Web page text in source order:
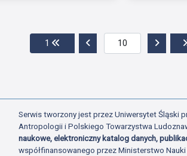
1 Przejdź do pierwszej strony
Przejdź do poprzedniej
Serwis tworzony jest przez Uniwersytet Śląski
Antropologii i Polskiego Towarzystwa
naukowe, elektroniczny katalog danych,
współfinansowanego przez Ministerstwo